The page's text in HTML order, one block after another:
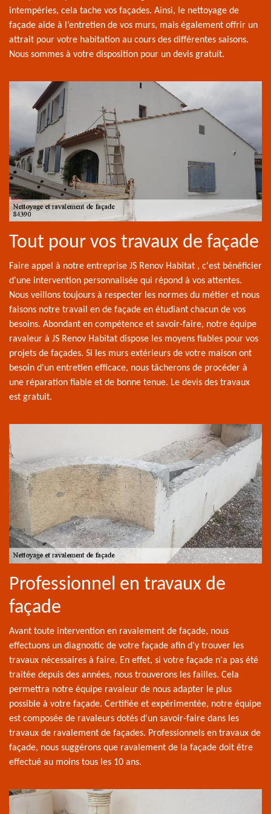
intempéries, cela tache vos façades. Ainsi, le nettoyage de
façade aide à l’entretien de vos murs, mais également offrir un
attrait pour votre habitation au cours des différentes saisons.
Nous sommes à votre disposition pour un devis gratuit.
Tout pour vos travaux de façade
Faire appel à notre entreprise JS Renov Habitat , c'est bénéficier
d'une intervention personnalisée qui répond à vos attentes.
Nous veillons toujours à respecter les normes du métier et nous
faisons notre travail en de façade en étudiant chacun de vos
besoins. Abondant en compétence et savoir-faire, notre équipe
ravaleur à JS Renov Habitat dispose les moyens fiables pour vos
projets de façades. Si les murs extérieurs de votre maison ont
besoin d'un entretien efficace, nous tâcherons de procéder à
une réparation fiable et de bonne tenue. Le devis des travaux
est gratuit.
Professionnel en travaux de
façade
Avant toute intervention en ravalement de façade, nous
effectuons un diagnostic de votre façade afin d'y trouver les
travaux nécessaires à faire. En effet, si votre façade n'a pas été
traitée depuis des années, nous trouverons les failles. Cela
permettra notre équipe ravaleur de nous adapter le plus
possible à votre façade. Certifiée et expérimentée, notre équipe
est composée de ravaleurs dotés d'un savoir-faire dans les
travaux de ravalement de façades. Professionnels en travaux de
façade, nous suggérons que ravalement de la façade doit être
effectué au moins tous les 10 ans.